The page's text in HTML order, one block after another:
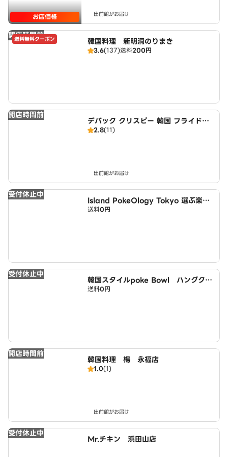
お店価格 出前館がお届け
開店時間前
送料無料クーポン 韓国料理 新明洞のりまき
3.6(137)送料200円
開店時間前
デバック クリスピー 韓国 フライドチ
キン Authentic Crispy Korean Fri
2.8(11)
出前館がお届け
受付休止中
Island PokeOlogy Tokyo 選ぶ楽し
さ、整ううまさ 杉並店
送料0円
受付休止中
韓国スタイルpoke Bowl ハングクシ
クボキボウル 杉並店
送料0円
開店時間前
韓国料理 楊 永福店
1.0(1)
出前館がお届け
受付休止中
Mr.チキン 浜田山店